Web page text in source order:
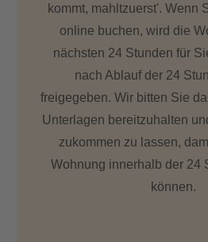
kommt, mahltzuerst'. Wenn
online buchen, wird die
nächsten 24 Stunden für
nach Ablauf der 24
freigegeben. Wir bitten Sie
Unterlagen bereitzuhalten
zukommen zu lassen,
Wohnung innerhalb der 24
können.